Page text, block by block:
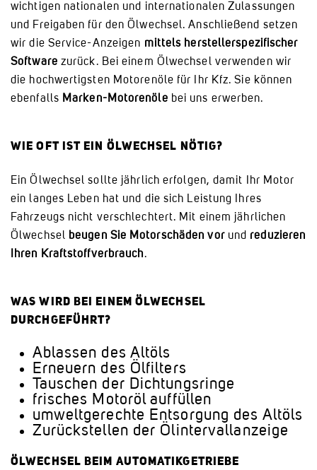
wichtigen nationalen und internationalen Zulassungen
und Freigaben für den Ölwechsel. Anschließend setzen
wir die Service-Anzeigen mittels herstellerspezifischer
Software zurück. Bei einem Ölwechsel verwenden wir
die hochwertigsten Motorenöle für Ihr Kfz. Sie können
ebenfalls Marken-Motorenöle bei uns erwerben.
WIE OFT IST EIN ÖLWECHSEL NÖTIG?
Ein Ölwechsel sollte jährlich erfolgen, damit Ihr Motor
ein langes Leben hat und die sich Leistung Ihres
Fahrzeugs nicht verschlechtert. Mit einem jährlichen
Ölwechsel beugen Sie Motorschäden vorund reduzieren
Ihren Kraftstoffverbrauch.
WAS WIRD BEI EINEM ÖLWECHSEL
DURCHGEFÜHRT?
Ablassen des Altöls
Erneuern des Ölfilters
Tauschen der Dichtungsringe
frisches Motoröl auffüllen
umweltgerechte Entsorgung des Altöls
Zurückstellen der Ölintervallanzeige
ÖLWECHSEL BEIM AUTOMATIKGETRIEBE